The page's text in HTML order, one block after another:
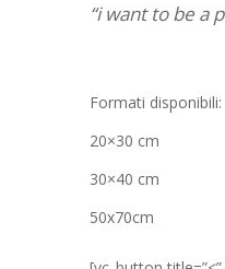
“i want to be a
Formati disponibili:
20×30 cm
30×40 cm
50x70cm